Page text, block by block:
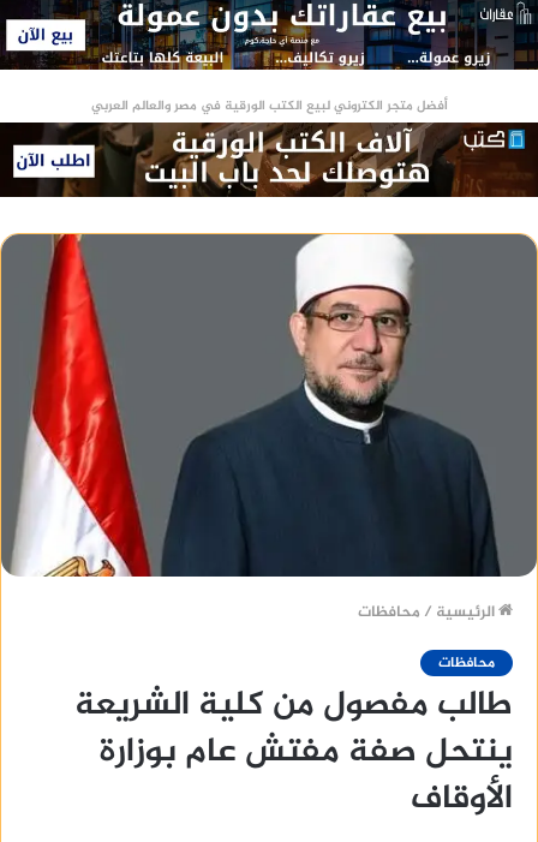
أفضل متجر الكتروني لبيع الكتب الورقية في مصر والعالم العربي
الرئيسية / محافظات
محافظات
طالب مفصول من كلية الشريعة
ينتحل صفة مفتش عام بوزارة
الأوقاف